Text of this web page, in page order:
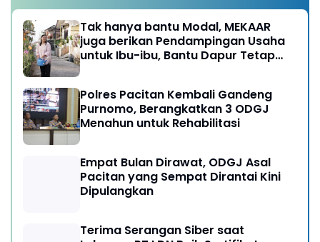
Tak hanya bantu Modal, MEKAAR
juga berikan Pendampingan Usaha
untuk Ibu-ibu, Bantu Dapur Tetap
Polres Pacitan Kembali Gandeng
Purnomo, Berangkatkan 3 ODGJ
Menahun untuk Rehabilitasi
Empat Bulan Dirawat, ODGJ Asal
Pacitan yang Sempat Dirantai Kini
Dipulangkan
Terima Serangan Siber saat